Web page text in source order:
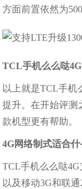
方面前置依然为
TCL手机么么哒
以上就是TCL手机
提升。在开始评测
款机型更有帮助。
4G网络制式适合什
TCL手机么么哒
以及移动3G和联通